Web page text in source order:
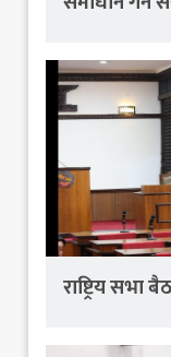
राष्ट्रिय सभा